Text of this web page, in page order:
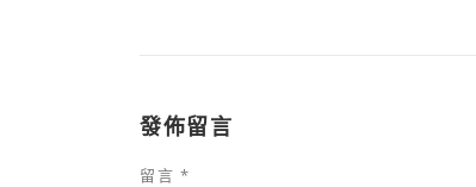
發佈留言
留言 *